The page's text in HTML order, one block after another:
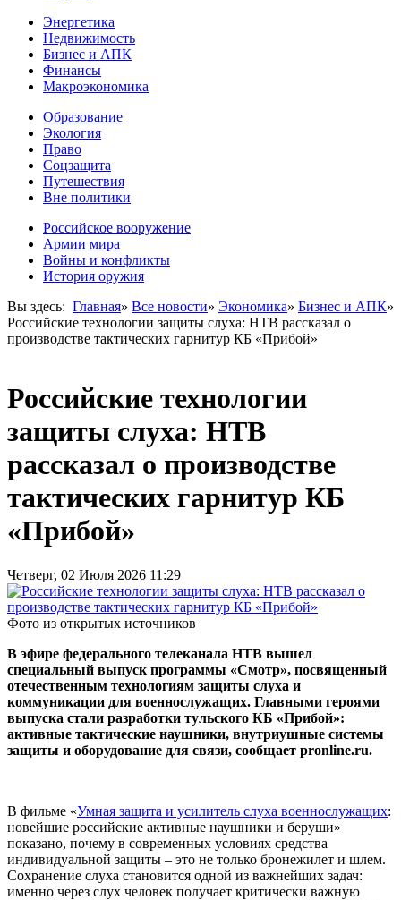
Энергетика
Недвижимость
Бизнес и АПК
Финансы
Макроэкономика
Образование
Экология
Право
Соцзащита
Путешествия
Вне политики
Российское вооружение
Армии мира
Войны и конфликты
История оружия
Вы здесь: Главная» Все новости» Экономика» Бизнес и АПК»
Российские технологии защиты слуха: НТВ рассказал о
производстве тактических гарнитур КБ «Прибой»
Российские технологии
защиты слуха: НТВ
рассказал о производстве
тактических гарнитур КБ
«Прибой»
Четверг, 02 Июля 2026 11:29
Фото из открытых источников
В эфире федерального телеканала НТВ вышел
специальный выпуск программы «Смотр», посвященный
отечественным технологиям защиты слуха и
коммуникации для военнослужащих. Главными героями
выпуска стали разработки тульского КБ «Прибой»:
активные тактические наушники, внутриушные системы
защиты и оборудование для связи, сообщает pronline.ru.
В фильме «Умная защита и усилитель слуха военнослужащих:
новейшие российские активные наушники и беруши»
показано, почему в современных условиях средства
индивидуальной защиты – это не только бронежилет и шлем.
Сохранение слуха становится одной из важнейших задач:
именно через слух человек получает критически важную